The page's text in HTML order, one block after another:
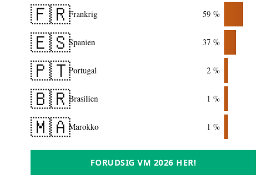
🇫🇷Frankrig 59 %
🇪🇸Spanien 37 %
🇵🇹Portugal 2 %
🇧🇷Brasilien 1 %
🇲🇦Marokko 1 %
FORUDSIG VM 2026 HER!